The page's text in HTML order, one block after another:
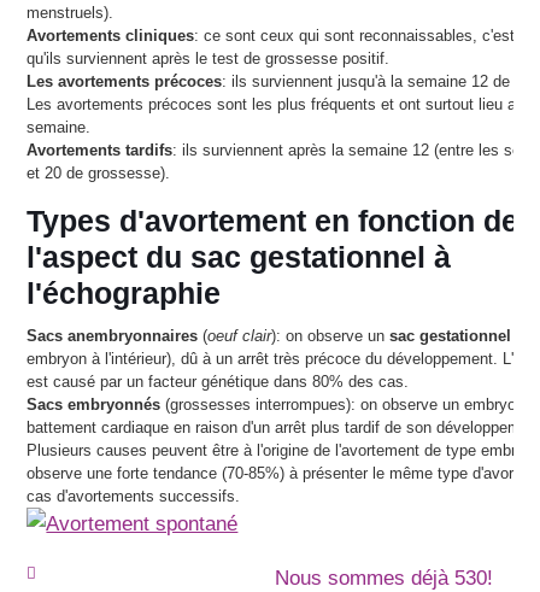
menstruels).
Avortements cliniques: ce sont ceux qui sont reconnaissables, c'est-à-
qu'ils surviennent après le test de grossesse positif.
Les avortements précoces: ils surviennent jusqu'à la semaine 12 de
Les avortements précoces sont les plus fréquents et ont surtout lieu
semaine.
Avortements tardifs: ils surviennent après la semaine 12 (entre les
et 20 de grossesse).
Types d'avortement en fonction de
l'aspect du sac gestationnel à
l'échographie
Sacs anembryonnaires (oeuf clair): on observe unsac gestationnel
embryon à l'intérieur), dû à un arrêt très précoce du développement.
est causé par un facteur génétique dans 80% des cas.
Sacs embryonnés (grossesses interrompues): on observe un embryon
battement cardiaque en raison d'un arrêt plus tardif de son
Plusieurs causes peuvent être à l'origine de l'avortement de type
observe une forte tendance (70-85%) à présenter le même type
cas d'avortements successifs.
Nous sommes déjà 530!